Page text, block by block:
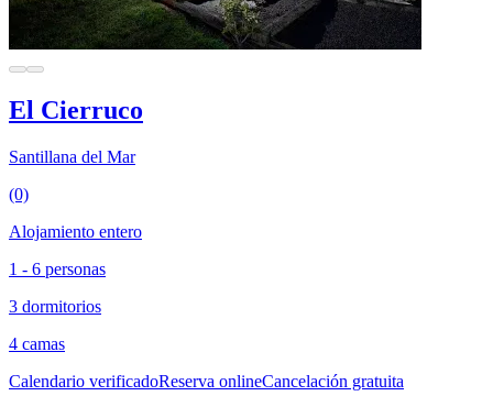
El Cierruco
Santillana del Mar
(0)
Alojamiento entero
1 - 6 personas
3 dormitorios
4 camas
Calendario verificadoReserva onlineCancelación gratuita